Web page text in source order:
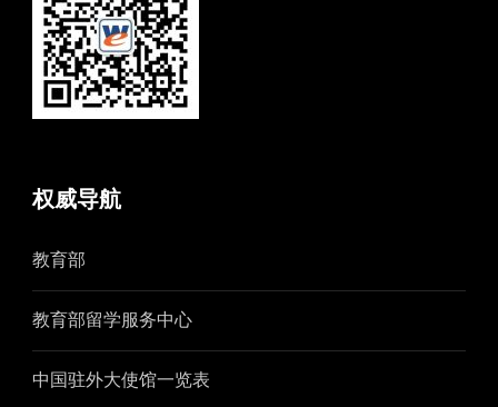
权威导航
教育部
教育部留学服务中心
中国驻外大使馆一览表